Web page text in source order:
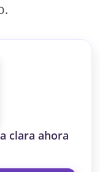
clara ahora